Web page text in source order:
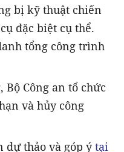
bị kỹ thuật chiến
đặc biệt cụ thể.
tổng công trình
Bộ Công an tổ chức
và hủy công
dự thảo và góp ýtại